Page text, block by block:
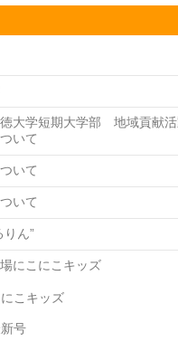
大学短期大学部 地域貢献
いて
いて
いて
りん”
にこにこキッズ
こキッズ
号